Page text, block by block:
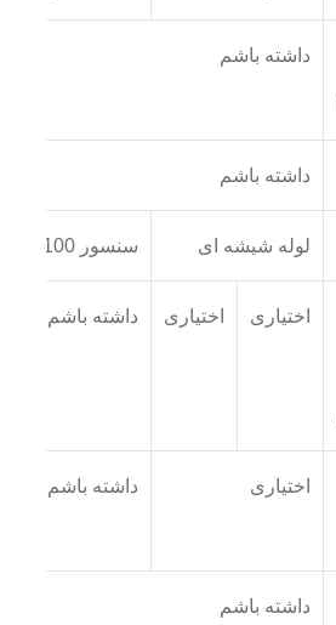
داشته باشم
داشته باشم
لوله شیشه ای سنسور PT100
اختیاری اختیاری داشته باشم
اختیاری داشته باشم
داشته باشم